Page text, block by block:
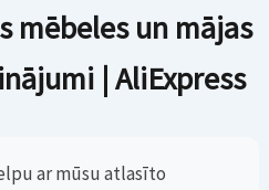
mēbeles un mājas
| AliExpress
ar mūsu atlasīto